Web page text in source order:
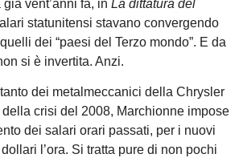
vent’anni fa, in La dittatura del
statunitensi stavano convergendo
dei “paesi del Terzo mondo”. E da
si è invertita. Anzi.
dei metalmeccanici della Chrysler
crisi del 2008, Marchionne impose
dei salari orari passati, per i nuovi
l’ora. Si tratta pure di non pochi